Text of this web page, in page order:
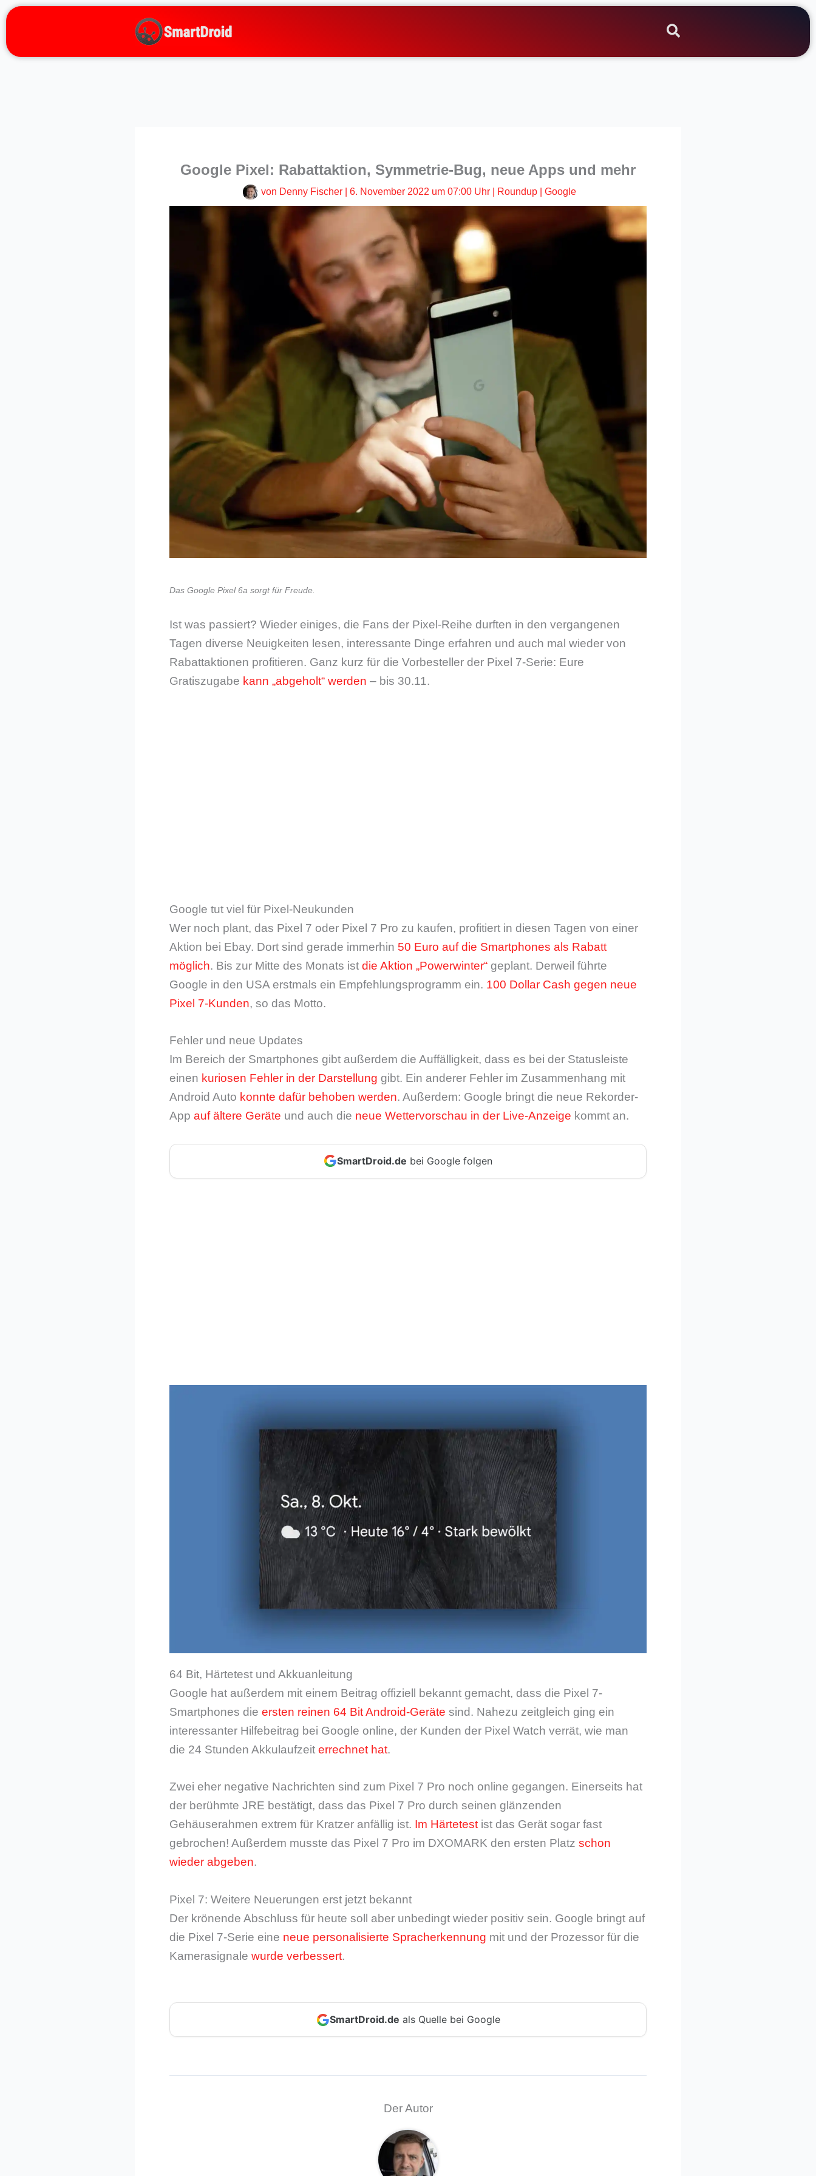
Zum
springen
Google Pixel: Rabattaktion, Symmetrie-Bug, neue Apps und mehr
von Denny Fischer 6. November 2022 um 07:00 Uhr Roundup Google
Das Google Pixel 6a sorgt für Freude.
Ist was passiert? Wieder einiges, die Fans der Pixel-Reihe durften in den vergangenen
Tagen diverse Neuigkeiten lesen, interessante Dinge erfahren und auch mal wieder von
Rabattaktionen profitieren. Ganz kurz für die Vorbesteller der Pixel 7-Serie: Eure
Gratiszugabe kann „abgeholt“ werden – bis 30.11.
Google tut viel für Pixel-Neukunden
Wer noch plant, das Pixel 7 oder Pixel 7 Pro zu kaufen, profitiert in diesen Tagen von einer
Aktion bei Ebay. Dort sind gerade immerhin 50 Euro auf die Smartphones als Rabatt
möglich. Bis zur Mitte des Monats ist die Aktion „Powerwinter“ geplant. Derweil führte
Google in den USA erstmals ein Empfehlungsprogramm ein. 100 Dollar Cash gegen neue
Pixel 7-Kunden, so das Motto.
Fehler und neue Updates
Im Bereich der Smartphones gibt außerdem die Auffälligkeit, dass es bei der Statusleiste
einen kuriosen Fehler in der Darstellung gibt. Ein anderer Fehler im Zusammenhang mit
Android Auto konnte dafür behoben werden. Außerdem: Google bringt die neue Rekorder-
App auf ältere Geräte und auch die neue Wettervorschau in der Live-Anzeige kommt an.
SmartDroid.de bei Google folgen
64 Bit, Härtetest und Akkuanleitung
Google hat außerdem mit einem Beitrag offiziell bekannt gemacht, dass die Pixel 7-
Smartphones die ersten reinen 64 Bit Android-Geräte sind. Nahezu zeitgleich ging ein
interessanter Hilfebeitrag bei Google online, der Kunden der Pixel Watch verrät, wie man
die 24 Stunden Akkulaufzeit errechnet hat.
Zwei eher negative Nachrichten sind zum Pixel 7 Pro noch online gegangen. Einerseits hat
der berühmte JRE bestätigt, dass das Pixel 7 Pro durch seinen glänzenden
Gehäuserahmen extrem für Kratzer anfällig ist. Im Härtetestist das Gerät sogar fast
gebrochen! Außerdem musste das Pixel 7 Pro im DXOMARK den ersten Platz schon
wieder abgeben.
Pixel 7: Weitere Neuerungen erst jetzt bekannt
Der krönende Abschluss für heute soll aber unbedingt wieder positiv sein. Google bringt auf
die Pixel 7-Serie eine neue personalisierte Spracherkennung mit und der Prozessor für die
Kamerasignale wurde verbessert.
SmartDroid.de als Quelle bei Google
Der Autor